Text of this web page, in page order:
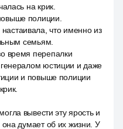
на крик.
полиции.
что именно из
семьям.
время перепалки
юстиции и даже
и повыше полиции
вывести эту ярость и
думает об их жизни. У